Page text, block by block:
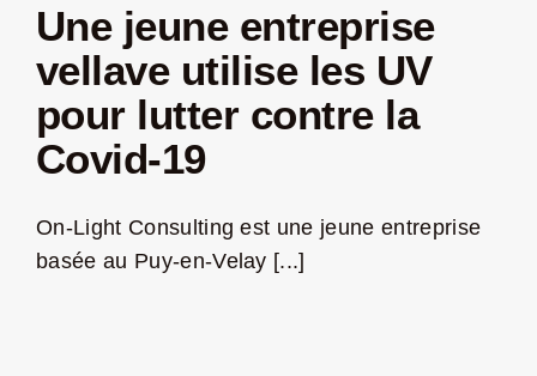
Nouveau Magazine EnVelay
Jeu concours – Gagnez votre bûche de Noël 2025
Une jeune entreprise
vellave utilise les UV
pour lutter contre la
Covid-19
On-Light Consulting est une jeune entreprise
basée au Puy-en-Velay [...]